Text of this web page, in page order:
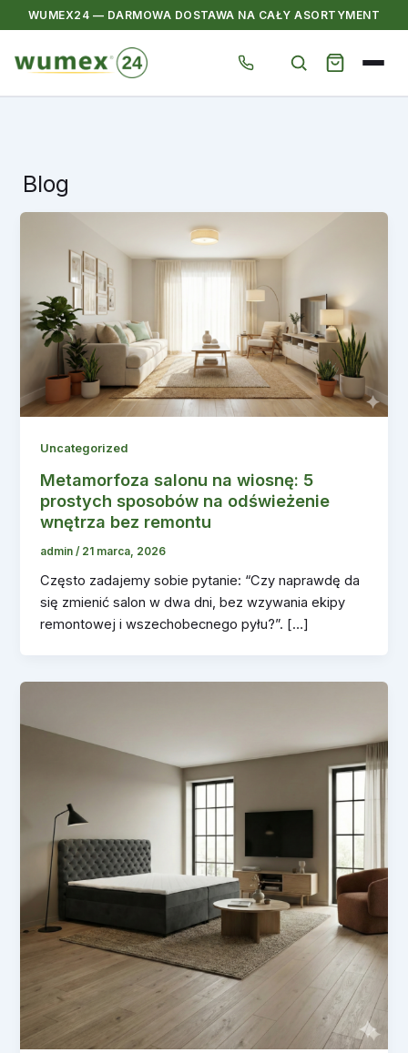
WUMEX24 — DARMOWA DOSTAWA NA CAŁY ASORTYMENT
Blog
Uncategorized
Metamorfoza salonu na wiosnę: 5
prostych sposobów na odświeżenie
wnętrza bez remontu
admin/ 21 marca, 2026
Często zadajemy sobie pytanie: “Czy naprawdę da
się zmienić salon w dwa dni, bez wzywania ekipy
remontowej i wszechobecnego pyłu?”. […]